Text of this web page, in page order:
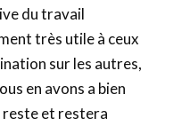
du travail
très utile à ceux
sur les autres,
en avons a bien
reste et restera